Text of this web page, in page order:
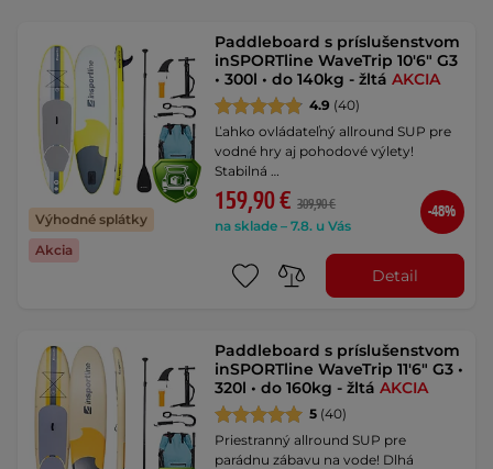
Výhodné splátky
Akcia
Paddleboard s príslušenstvom
inSPORTline WaveTrip 10'6" G3
• 300l • do 140kg - žltáAKCIA
4.9 (40)
Ľahko ovládateľný allround SUP pre
vodné hry aj pohodové výlety!
Stabilná …
159,90 € 309,90 €
na sklade – 7.8. u Vás
-48%
Detail
Paddleboard s príslušenstvom
inSPORTline WaveTrip 11'6" G3 •
320l • do 160kg - žltáAKCIA
5 (40)
Priestranný allround SUP pre
parádnu zábavu na vode! Dlhá